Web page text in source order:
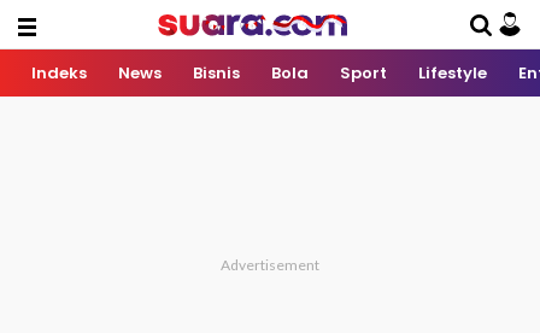
Indeks News Bisnis Bola Sport Lifestyle